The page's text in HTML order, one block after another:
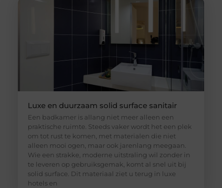
Luxe en duurzaam solid surface sanitair
Een badkamer is allang niet meer alleen een
praktische ruimte. Steeds vaker wordt het een plek
om tot rust te komen, met materialen die niet
alleen mooi ogen, maar ook jarenlang meegaan.
Wie een strakke, moderne uitstraling wil zonder in
te leveren op gebruiksgemak, komt al snel uit bij
solid surface. Dit materiaal ziet u terug in luxe
hotels en